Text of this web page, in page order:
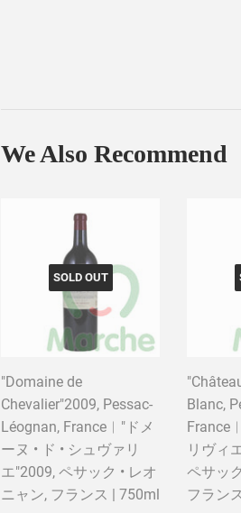
We Also Recommend
SOLD OUT
"Domaine de
Chevalier"2009, Pessac-
Léognan, France︱"ドメ
ーヌ • ド • シュヴァリ
エ"2009, ペサック • レオ
ニャン, フランス | 750ml
Blanc,
リヴィ
ペサッ
フラン